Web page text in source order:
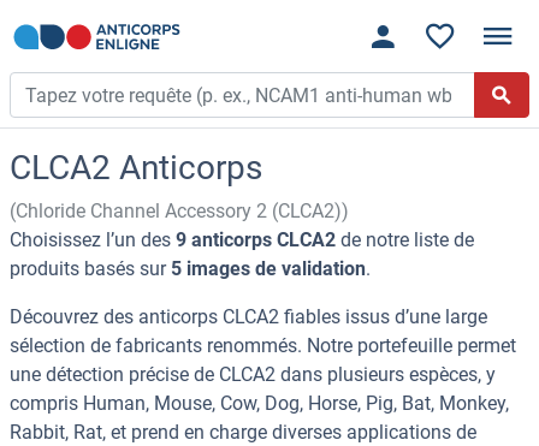
CLCA2 Anticorps
(Chloride Channel Accessory 2 (CLCA2))
Choisissez l’un des 9 anticorps CLCA2 de notre liste de
produits basés sur 5 images de validation.
Découvrez des anticorps CLCA2 fiables issus d’une large
sélection de fabricants renommés. Notre portefeuille permet
une détection précise de CLCA2 dans plusieurs espèces, y
compris Human, Mouse, Cow, Dog, Horse, Pig, Bat, Monkey,
Rabbit, Rat, et prend en charge diverses applications de